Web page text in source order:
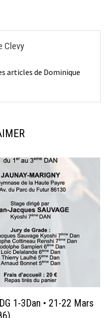
Clevy
articles de Dominique
1-3Dan • 21-22 Mars